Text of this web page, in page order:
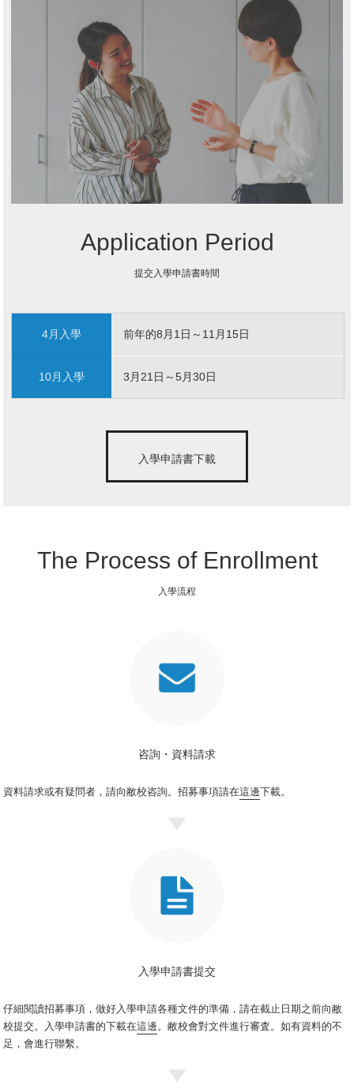
Application Period
提交入學申請書時間
4月入學 前年的8月1日～11月15日
10月入學 3月21日～5月30日
入學申請書下載
The Process of Enrollment
入學流程
咨詢・資料請求
資料請求或有疑問者，請向敝校咨詢。招募事項請在這邊下載。
入學申請書提交
仔細閱讀招募事項，做好入學申請各種文件的準備，請在截止日期之前向敝
校提交。入學申請書的下載在這邊。敝校會對文件進行審査。如有資料的不
足，會進行聯繫。